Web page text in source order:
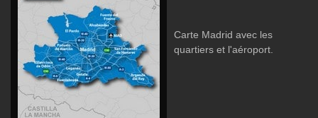
Carte Madrid avec les
quartiers et l'aéroport.